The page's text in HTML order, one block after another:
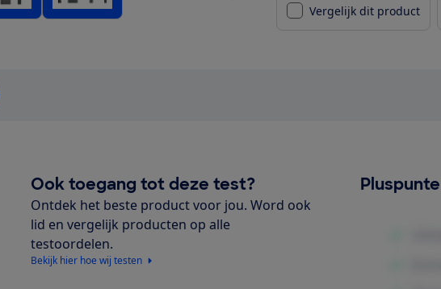
Vergelijk dit product
Ook toegang tot deze test?
Ontdek het beste product voor jou. Word ook
lid en vergelijk producten op alle
testoordelen.
Bekijk hier hoe wij testen